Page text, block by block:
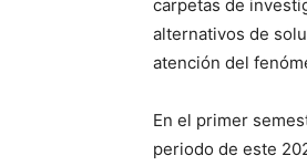
carpetas de
alternativos de
atención del
En el primer
periodo de este